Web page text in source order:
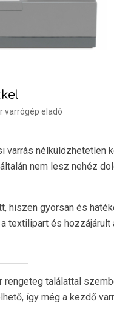
varrógép eladó
varrás nélkülözhetetlen
nem lesz nehéz
hiszen gyorsan és
és hozzájárult
találattal
így még a kezdő